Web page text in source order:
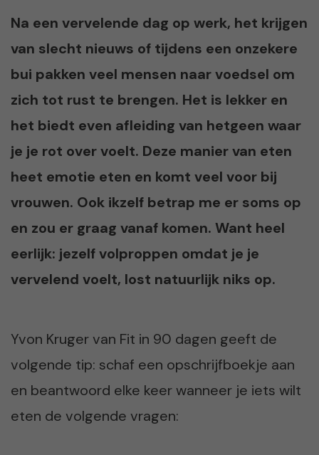
Na een vervelende dag op werk, het krijgen
van slecht nieuws of tijdens een onzekere
bui pakken veel mensen naar voedsel om
zich tot rust te brengen. Het is lekker en
het biedt even afleiding van hetgeen waar
je je rot over voelt. Deze manier van eten
heet emotie eten en komt veel voor bij
vrouwen. Ook ikzelf betrap me er soms op
en zou er graag vanaf komen. Want heel
eerlijk: jezelf volproppen omdat je je
vervelend voelt, lost natuurlijk niks op.
Yvon Kruger van Fit in 90 dagen geeft de
volgende tip: schaf een opschrijfboekje aan
en beantwoord elke keer wanneer je iets wilt
eten de volgende vragen: